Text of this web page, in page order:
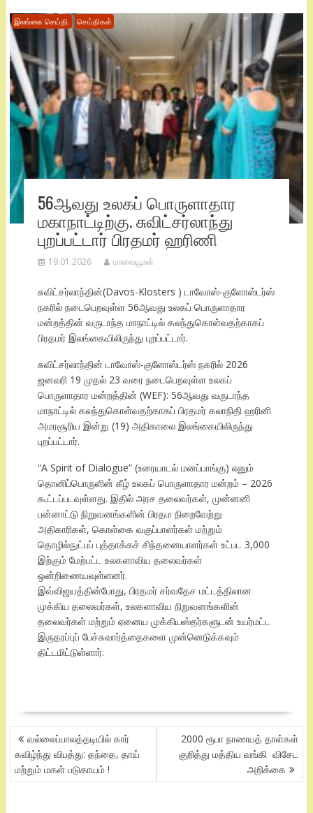
இலங்கை செய்தி. செய்திகள்
56ஆவது உலகப் பொருளாதார
மகாநாட்டிற்கு. சுவிட்சர்லாந்து
புறப்பட்டார் பிரதமர் ஹரிணி
19.01.2026 மாவையூரன்
சுவிட்சர்லாந்தின்(Davos-Klosters ) டாவோஸ்-குளோஸ்டர்ஸ்
நகரில் நடைபெறவுள்ள 56ஆவது உலகப் பொருளாதார
மன்றத்தின் வருடாந்த மாநாட்டில் கலந்துகொள்வதற்காகப்
பிரதமர் இலங்கையிலிருந்து புறப்பட்டார்.
சுவிட்சர்லாந்தின் டாவோஸ்-குளோஸ்டர்ஸ் நகரில் 2026
ஜனவரி 19 முதல் 23 வரை நடைபெறவுள்ள உலகப்
பொருளாதார மன்றத்தின் (WEF): 56ஆவது வருடாந்த
மாநாட்டில் கலந்துகொள்வதற்காகப் பிரதமர் கலாநிதி ஹரினி
அமரசூரிய இன்று (19) அதிகாலை இலங்கையிலிருந்து
புறப்பட்டார்.
“A Spirit of Dialogue” (உரையாடல் மனப்பாங்கு) எனும்
தொனிப்பொருளின் கீழ் உலகப் பொருளாதார மன்றம் – 2026
கூட்டப்படவுள்ளது. இதில் அரச தலைவர்கள், முன்னனி
பன்னாட்டு நிறுவனங்களின் பிரதம நிறைவேற்று
அதிகாரிகள், கொள்கை வகுப்பாளர்கள் மற்றும்
தொழில்நுட்பப் புத்தாக்கச் சிந்தனையாளர்கள் உட்பட 3,000
இற்கும் மேற்பட்ட உலகளாவிய தலைவர்கள்
ஒன்றிணையவுள்ளனர்.
இவ்விஜயத்தின்போது, பிரதமர் சர்வதேச மட்டத்திலான
முக்கிய தலைவர்கள், உலகளாவிய நிறுவனங்களின்
தலைவர்கள் மற்றும் ஏனைய முக்கியஸ்தர்களுடன் உயர்மட்ட
இருதரப்புப் பேச்சுவார்த்தைகளை முன்னெடுக்கவும்
திட்டமிட்டுள்ளார்.
POST
NAVIGATION
வல்லைப்பாலத்தடியில் கார்
கவிழ்ந்து விபத்து: தந்தை, தாய்
மற்றும் மகள் படுகாயம் !
2000 ரூபா நாணயத் தாள்கள்
குறித்து மத்திய வங்கி விசேட
அறிக்கை